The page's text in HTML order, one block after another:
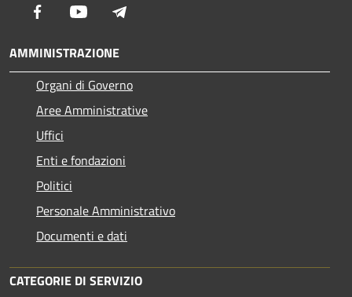
Facebook Youtube
AMMINISTRAZIONE
Organi di Governo
Aree Amministrative
Uffici
Enti e fondazioni
Politici
Personale Amministrativo
Documenti e dati
CATEGORIE DI SERVIZIO